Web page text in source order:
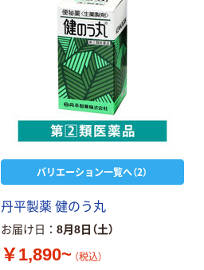
バリエーション一覧へ（2）
丹平製薬 健のう丸
お届け日 8月8日（土）
￥1,890~ （税込）